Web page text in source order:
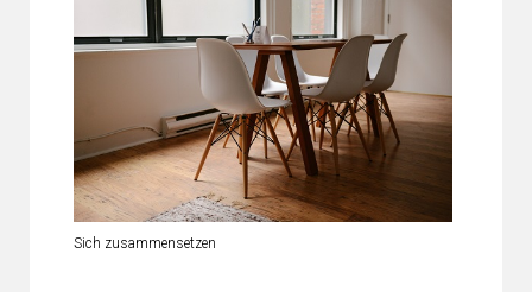
Sich zusammensetzen